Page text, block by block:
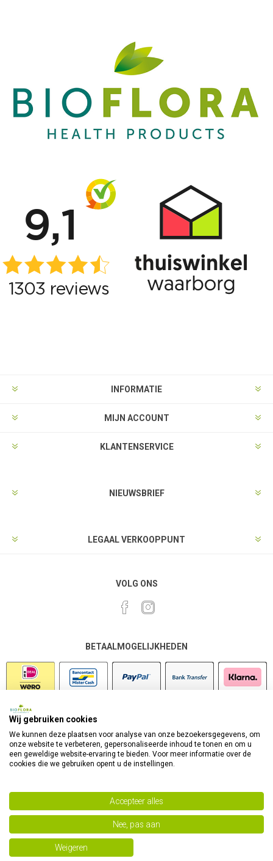
INFORMATIE
MIJN ACCOUNT
KLANTENSERVICE
NIEUWSBRIEF
LEGAAL VERKOOPPUNT
VOLG ONS
BETAALMOGELIJKHEDEN
Powered bynopCommerce
Copyright 2026 Bioflora Health Products. Alle rechten
Wij gebruiken cookies
We kunnen deze plaatsen voor analyse van onze bezoekersgegevens, om
onze website te verbeteren, gepersonaliseerde inhoud te tonen en om u
een geweldige website-ervaring te bieden. Voor meer informatie over de
cookies die we gebruiken opent u de instellingen.
Accepteer alles
Nee, pas aan
Weigeren